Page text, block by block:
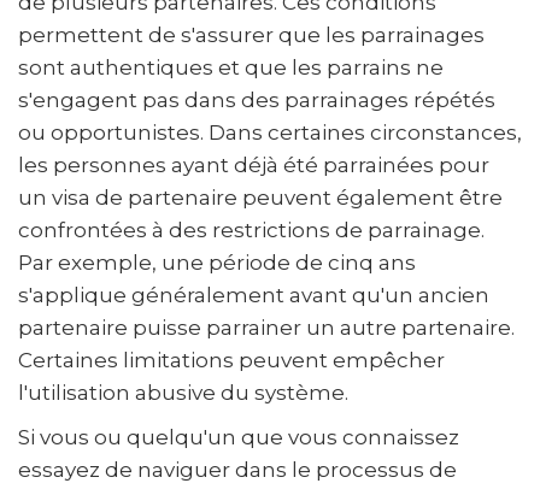
permettent de s'assurer que les parrainages
sont authentiques et que les parrains ne
s'engagent pas dans des parrainages répétés
ou opportunistes. Dans certaines circonstances,
les personnes ayant déjà été parrainées pour
un visa de partenaire peuvent également être
confrontées à des restrictions de parrainage.
Par exemple, une période de cinq ans
s'applique généralement avant qu'un ancien
partenaire puisse parrainer un autre partenaire.
Certaines limitations peuvent empêcher
l'utilisation abusive du système.
Si vous ou quelqu'un que vous connaissez
essayez de naviguer dans le processus de